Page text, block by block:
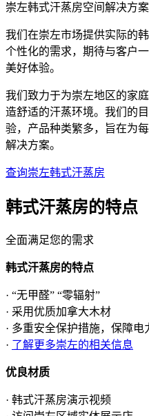
崇左韩式汗蒸房空间解决方
我们在崇左市场提供实际的
个性化的需求，期待与客户
美好体验。
我们致力于为崇左地区的家
造舒适的汗蒸环境。我们的
验，产品种类繁多，旨在为
解决方案。
查询崇左韩式汗蒸房
韩式汗蒸房的特点
全面满足您的需求
韩式汗蒸房的特点
· “无甲醛” “零辐射”
· 采用优质加拿大木材
· 多重安全保护措施，保障电
· 了解更多崇左的相关信息
优良材质
· 韩式汗蒸房演示视频